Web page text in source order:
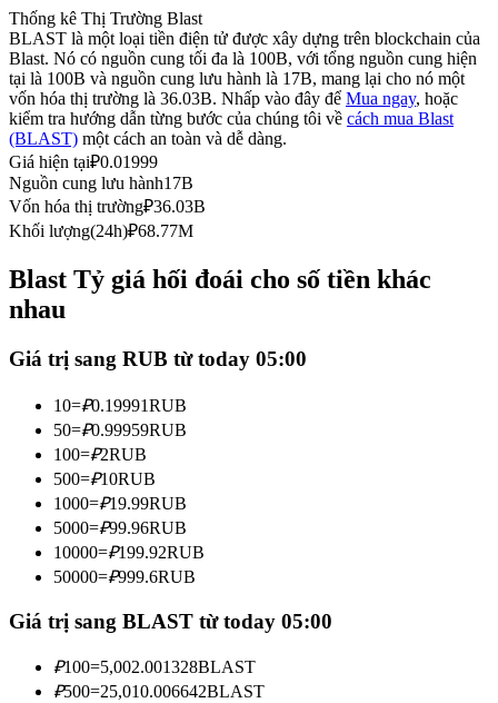
Sao chép Giao dịch
Tham gia cùng các nhà giao dịch hàng đầu
Trở thành Nhà giao dịch Sao chép
Tận hưởng chia sẻ lợi nhuận và hoa hồng giao dịch sao chép
Thông tin
Thống kê Thị Trường Blast
BLAST là một loại tiền điện tử được xây dựng trên blockchain của
Blast. Nó có nguồn cung tối đa là 100B, với tổng nguồn cung hiện
tại là 100B và nguồn cung lưu hành là 17B, mang lại cho nó một
vốn hóa thị trường là 36.03B. Nhấp vào đây để Mua ngay, hoặc
kiểm tra hướng dẫn từng bước của chúng tôi về cách mua Blast
(BLAST) một cách an toàn và dễ dàng.
Giá hiện tại₽0.01999
Nguồn cung lưu hành17B
Vốn hóa thị trường₽36.03B
Khối lượng(24h)₽68.77M
Blast Tỷ giá hối đoái cho số tiền khác
nhau
Giá trị sang RUB từ today 05:00
10=₽0.19991RUB
50=₽0.99959RUB
100=₽2RUB
500=₽10RUB
1000=₽19.99RUB
5000=₽99.96RUB
10000=₽199.92RUB
50000=₽999.6RUB
Giá trị sang BLAST từ today 05:00
₽100=5,002.001328BLAST
₽500=25,010.006642BLAST